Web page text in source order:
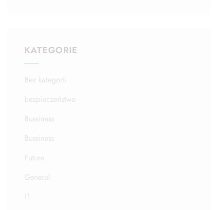
KATEGORIE
Bez kategorii
bezpieczeństwo
Bussiness
Bussiness
Future
General
IT